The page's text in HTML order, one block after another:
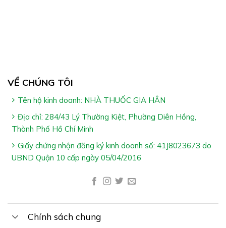
VỀ CHÚNG TÔI
Tên hộ kinh doanh: NHÀ THUỐC GIA HÂN
Địa chỉ: 284/43 Lý Thường Kiệt, Phường Diên Hồng,
Thành Phố Hồ Chí Minh
Giấy chứng nhận đăng ký kinh doanh số: 41J8023673 do
UBND Quận 10 cấp ngày 05/04/2016
Chính sách chung